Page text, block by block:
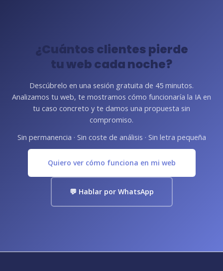
¿Cuántos clientes pierde
tu web cada noche?
Descúbrelo en una sesión gratuita de 45 minutos.
Analizamos tu web, te mostramos cómo funcionaría la IA en
tu caso concreto y te damos una propuesta sin
compromiso.
Sin permanencia · Sin coste de análisis · Sin letra pequeña
Quiero ver cómo funciona en mi web
💬 Hablar por WhatsApp